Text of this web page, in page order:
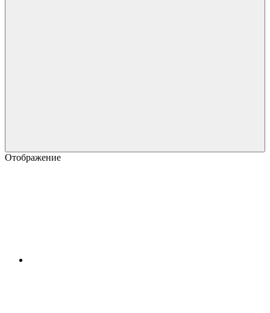
Отображение